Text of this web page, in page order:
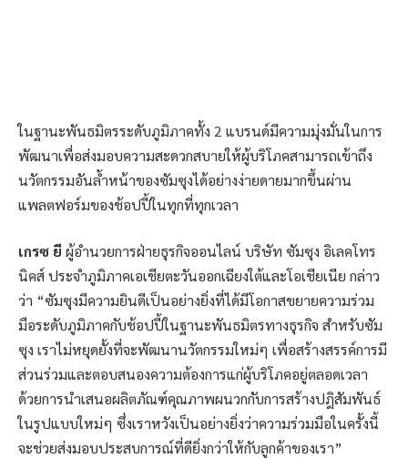
ในฐานะพันธมิตรระดับภูมิภาคทั้ง 2 แบรนด์มีความมุ่งมั่นในการ
พัฒนาเพื่อส่งมอบความสะดวกสบายให้ผู้บริโภคสามารถเข้าถึง
นวัตกรรมอันล้ำหน้าของซัมซุงได้อย่างง่ายดายมากขึ้นผ่าน
แพลตฟอร์มของช้อปปี้ในทุกที่ทุกเวลา
เกรซ ยี ผู้อำนวยการฝ่ายธุรกิจออนไลน์ บริษัท ซัมซุง อิเลคโทร
นิคส์ ประจำภูมิภาคเอเชียตะวันออกเฉียงใต้และโอเชียเนีย กล่าว
ว่า “ซัมซุงมีความยินดีเป็นอย่างยิ่งที่ได้มีโอกาสขยายความร่วม
มือระดับภูมิภาคกับช้อปปี้ในฐานะพันธมิตรทางธุรกิจ สำหรับซัม
ซุง เราไม่หยุดยั้งที่จะพัฒนานวัตกรรมใหม่ๆ เพื่อสร้างสรรค์การมี
ส่วนร่วมและตอบสนองความต้องการแก่ผู้บริโภคอยู่ตลอดเวลา
ด้วยการนำเสนอผลิตภัณฑ์คุณภาพผนวกกับการสร้างปฎิสัมพันธ์
ในรูปแบบใหม่ๆ ซึ่งเราหวังเป็นอย่างยิ่งว่าความร่วมมือในครั้งนี้
จะช่วยส่งมอบประสบการณ์ที่ดียิ่งกว่าให้กับลูกค้าของเรา”